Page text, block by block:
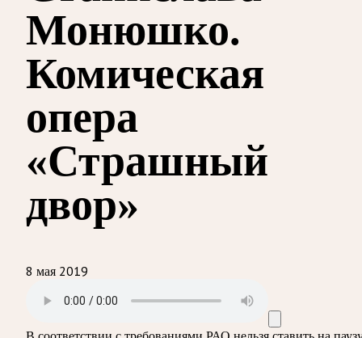
Монюшко.
Комическая
опера
«Страшный
двор»
8 мая 2019